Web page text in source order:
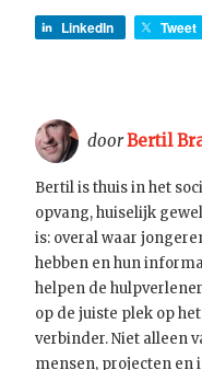
LinkedIn Tweet
doorBertil
Bertil is thuis in het
opvang, huiselijk
is: overal waar
hebben en hun
helpen de
op de juiste plek op
verbinder. Niet alleen
mensen, projecten en